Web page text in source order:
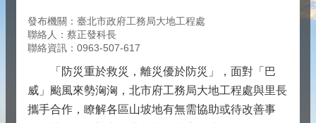
發布機關：臺北市政府工務局大地工程處
聯絡人：蔡正發科長
聯絡資訊：0963-507-617
「防災重於救災，離災優於防災」，面對「巴
威」颱風來勢洶洶，北市府工務局大地工程處與里長
攜手合作，瞭解各區山坡地有無需協助或待改善事